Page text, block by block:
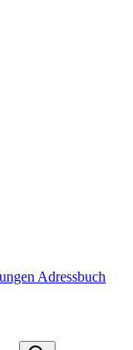
Adressbuch